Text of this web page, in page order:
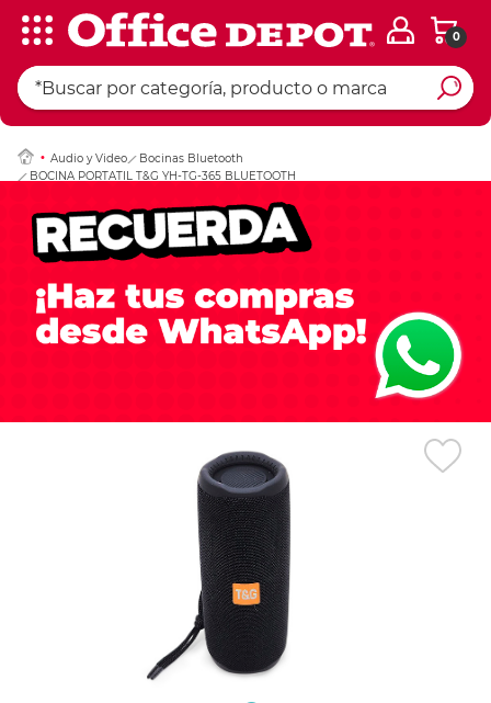
0
Audio y Video
Bocinas Bluetooth
BOCINA PORTATIL T&G YH-TG-365 BLUETOOTH
Ingresar Codigo